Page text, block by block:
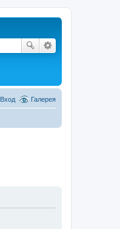
Галерея
Вход